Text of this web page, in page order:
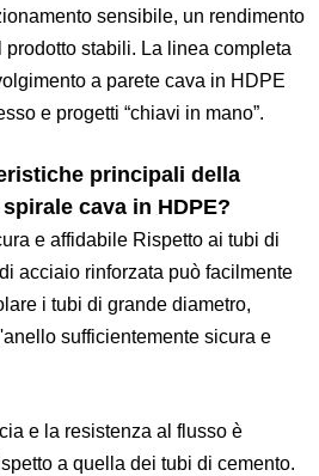
sensibile, un rendimento
stabili. La linea completa
a parete cava in HDPE
e progetti “chiavi in ​​mano”.
principali della
cava in HDPE?
e affidabile Rispetto ai tubi di
acciaio rinforzata può facilmente
i tubi di grande diametro,
sufficientemente sicura e
e la resistenza al flusso è
a quella dei tubi di cemento.